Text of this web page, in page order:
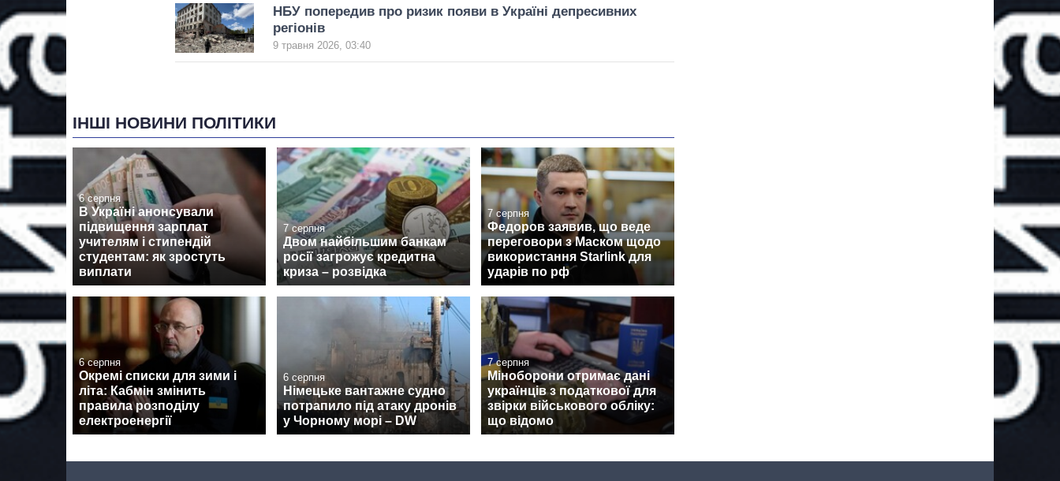
НБУ попередив про ризик появи в Україні депресивних
регіонів
9 травня 2026, 03:40
ІНШІ НОВИНИ ПОЛІТИКИ
6 серпня
В Україні анонсували
підвищення зарплат
учителям і стипендій
студентам: як зростуть
виплати
7 серпня
Двом найбільшим банкам
росії загрожує кредитна
криза – розвідка
7 серпня
Федоров заявив, що веде
переговори з Маском щодо
використання Starlink для
ударів по рф
6 серпня
Окремі списки для зими і
літа: Кабмін змінить
правила розподілу
електроенергії
6 серпня
Німецьке вантажне судно
потрапило під атаку дронів
у Чорному морі – DW
7 серпня
Міноборони отримає дані
українців з податкової для
звірки військового обліку:
що відомо